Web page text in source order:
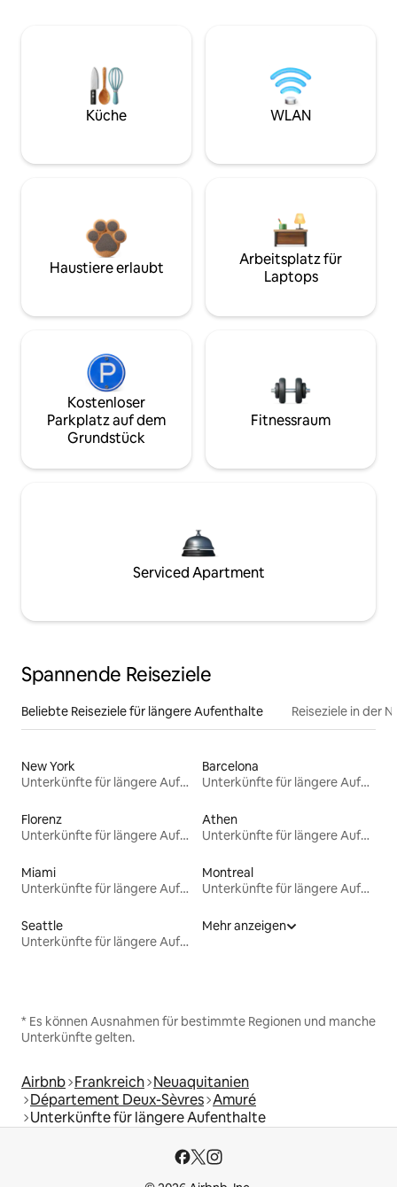
Küche WLAN
Haustiere erlaubt
Arbeitsplatz für
Laptops
Kostenloser
Parkplatz auf dem
Grundstück
Fitnessraum
Serviced Apartment
Spannende Reiseziele
Beliebte Reiseziele für längere Aufenthalte Reiseziele in der
New York
Unterkünfte für längere Aufenthalte
Barcelona
Unterkünfte für längere Aufenthalte
Florenz
Unterkünfte für längere Aufenthalte
Athen
Unterkünfte für längere Aufenthalte
Miami
Unterkünfte für längere Aufenthalte
Montreal
Unterkünfte für längere Aufenthalte
Seattle
Unterkünfte für längere Aufenthalte
Mehr anzeigen
* Es können Ausnahmen für bestimmte Regionen und manche
Unterkünfte gelten.
Airbnb Frankreich Neuaquitanien
Département Deux-Sèvres Amuré
Unterkünfte für längere Aufenthalte